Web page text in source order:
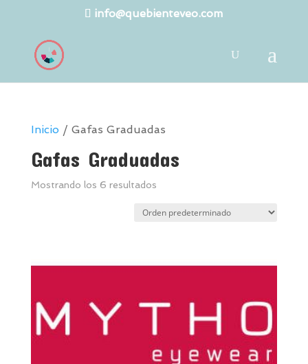
info@quebienteveo.com
Inicio / Gafas Graduadas
Gafas Graduadas
Mostrando los 6 resultados